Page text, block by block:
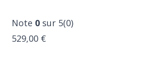
Note 0 sur 5(0)
529,00 €